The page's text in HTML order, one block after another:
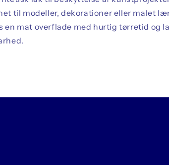
til modeller, dekorationer eller malet
en mat overflade med hurtig tørretid og